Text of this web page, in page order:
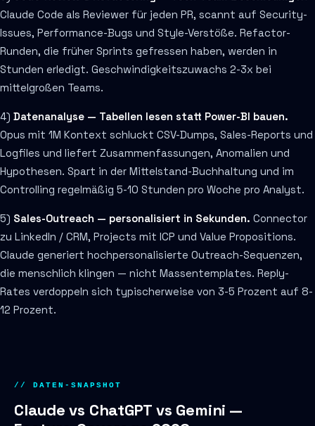
Claude Code als Reviewer für jeden PR, scannt auf Security-
Issues, Performance-Bugs und Style-Verstöße. Refactor-
Runden, die früher Sprints gefressen haben, werden in
Stunden erledigt. Geschwindigkeitszuwachs 2-3x bei
mittelgroßen Teams.
4) Datenanalyse — Tabellen lesen statt Power-BI bauen.
Opus mit 1M Kontext schluckt CSV-Dumps, Sales-Reports und
Logfiles und liefert Zusammenfassungen, Anomalien und
Hypothesen. Spart in der Mittelstand-Buchhaltung und im
Controlling regelmäßig 5-10 Stunden pro Woche pro Analyst.
5) Sales-Outreach — personalisiert in Sekunden. Connector
zu LinkedIn / CRM, Projects mit ICP und Value Propositions.
Claude generiert hochpersonalisierte Outreach-Sequenzen,
die menschlich klingen — nicht Massentemplates. Reply-
Rates verdoppeln sich typischerweise von 3-5 Prozent auf 8-
12 Prozent.
// DATEN-SNAPSHOT
Claude vs ChatGPT vs Gemini —